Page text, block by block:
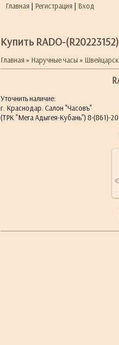
Главная | Регистрация | Вход
Купить RADO-
Главная » Наручные часы »
Уточнить наличие:
г. Краснодар. Салон "Часовъ"
(ТРК "Мега Адыгея-Кубань") 8-(861)-